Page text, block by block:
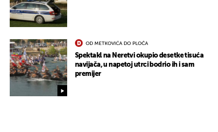
OD METKOVIĆA DO PLOČA
Spektakl na Neretvi okupio desetke tisuća
navijača, u napetoj utrci bodrio ih i sam
premijer